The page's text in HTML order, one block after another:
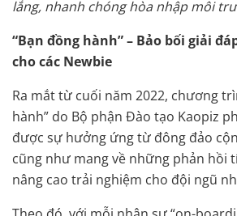
lắng, nhanh chóng hòa nhập môi
“Bạn đồng hành” – Bảo bối giải
cho các Newbie
Ra mắt từ cuối năm 2022, chương
hành” do Bộ phận Đào tạo Kaopiz
được sự hưởng ứng từ đông đảo
cũng như mang về những phản hồi
nâng cao trải nghiệm cho đội ngũ